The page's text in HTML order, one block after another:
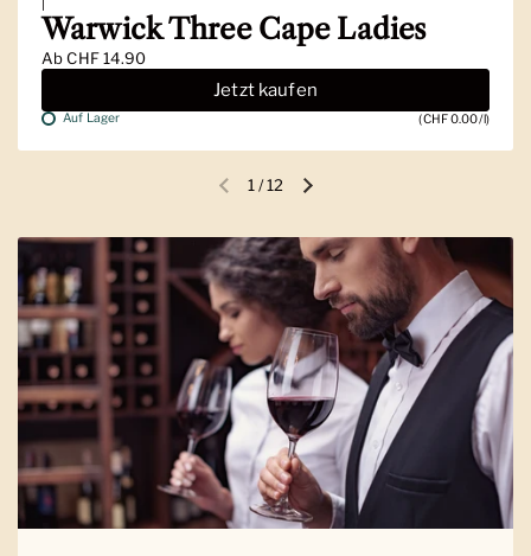
Warwick Three Cape Ladies
AbCHF 14.90
Jetzt kaufen
Auf Lager (CHF 0.00/l)
Vorherige FolieNächste Folie
1/12